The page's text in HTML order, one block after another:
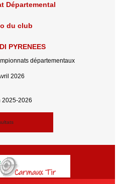
Départemental
PYRENEES
départementaux
2026
2025-2026